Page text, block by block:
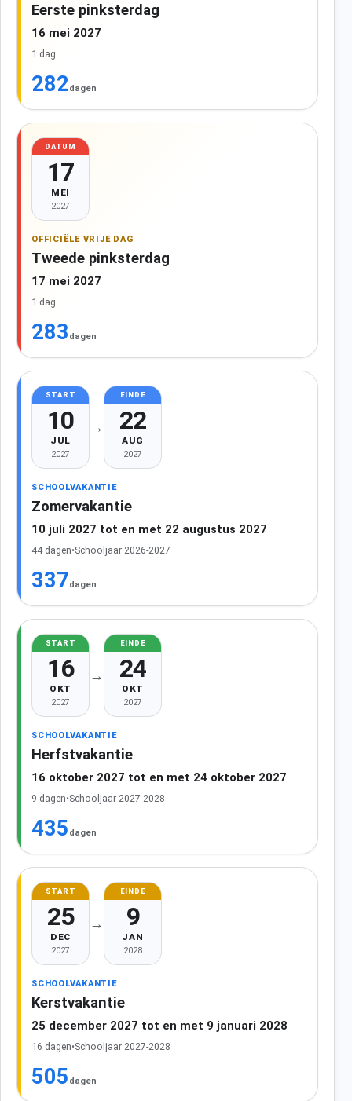
Eerste pinksterdag
16 mei 2027
1 dag
282dagen
DATUM
17
MEI
2027
OFFICIËLE VRIJE DAG
Tweede pinksterdag
17 mei 2027
1 dag
283 dagen
START
10
JUL
2027
→
EINDE
22
AUG
2027
SCHOOLVAKANTIE
Zomervakantie
10 juli 2027 tot en met 22 augustus 2027
44 dagen•Schooljaar 2026-2027
337dagen
START
16
OKT
2027
→
EINDE
24
OKT
2027
SCHOOLVAKANTIE
Herfstvakantie
16 oktober 2027 tot en met 24 oktober 2027
9 dagen•Schooljaar 2027-2028
435 dagen
START
25
DEC
2027
→
EINDE
9
JAN
2028
SCHOOLVAKANTIE
Kerstvakantie
25 december 2027 tot en met 9 januari 2028
16 dagen•Schooljaar 2027-2028
505 dagen